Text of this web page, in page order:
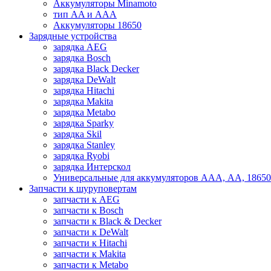
Аккумуляторы Minamoto
тип AA и AAA
Аккумуляторы 18650
Зарядные устройства
зарядка AEG
зарядка Bosch
зарядка Black Decker
зарядка DeWalt
зарядка Hitachi
зарядка Makita
зарядка Metabo
зарядка Sparky
зарядка Skil
зарядка Stanley
зарядка Ryobi
зарядка Интерскол
Универсальные для аккумуляторов ААА, АА,
Запчасти к шуруповертам
запчасти к AEG
запчасти к Bosch
запчасти к Black & Decker
запчасти к DeWalt
запчасти к Hitachi
запчасти к Makita
запчасти к Metabo